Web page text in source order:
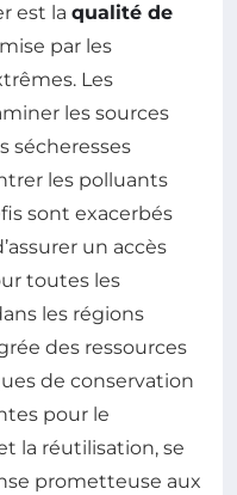
est la qualité de
par les
Les
les sources
sécheresses
les polluants
sont exacerbés
un accès
toutes les
les régions
des ressources
de conservation
pour le
la réutilisation, se
prometteuse aux